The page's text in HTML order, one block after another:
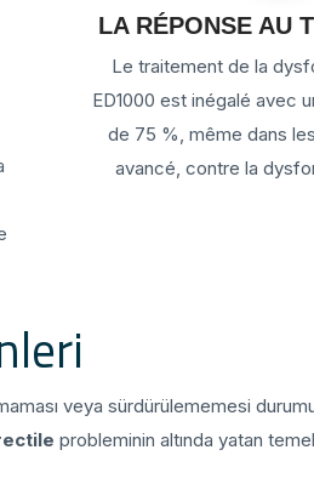
LA RÉPONSE AU
Le traitement de la
ED1000 est inégalé avec
de 75 %, même dans
avancé, contre la
veya sürdürülememesi
probleminin altında yatan